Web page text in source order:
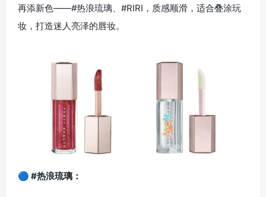
再添新色——#热浪琉璃、#RIRI，质感顺滑，适合叠涂玩
妆，打造迷人亮泽的唇妆。
🔵 #热浪琉璃：